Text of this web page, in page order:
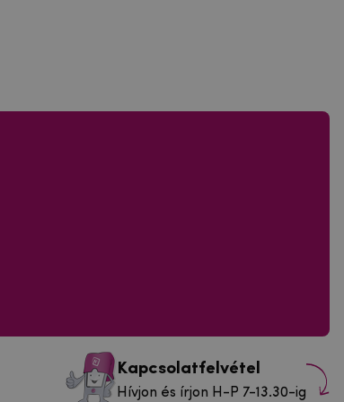
Kapcsolatfelvétel
Hívjon és írjon H-P 7-13.30-ig